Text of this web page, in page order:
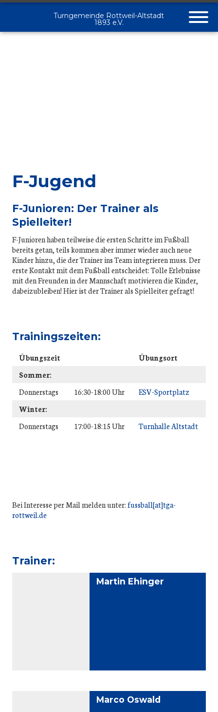
Turngemeinde Rottweil-Altstadt
1893 e.V.
F-Jugend
F-Junioren: Der Trainer als
Spielleiter!
F-Junioren haben teilweise die ersten Schritte im Fußball
bereits getan, teils kommen aber immer wieder auch neue
Kinder hinzu, die der Trainer ins Team integrieren muss. Der
erste Kontakt mit dem Fußball entscheidet: Tolle Erlebnisse
mit den Freunden in der Mannschaft motivieren die Kinder,
dabeizubleiben! Hier ist der Trainer als Spielleiter gefragt!
Trainingszeiten:
Übungszeit
Übungsort
Sommer:
Donnerstags
16:30-18:00 Uhr
ESV-Sportplatz
Winter:
Donnerstags
17:00-18:15 Uhr Turnhalle Altstadt
Bei Interesse per Mail melden unter:fussball[at]tga-
rottweil.de
Trainer:
Martin Ehinger
Marco Oswald